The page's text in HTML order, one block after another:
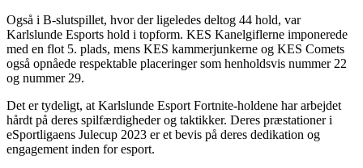
Også i B-slutspillet, hvor der ligeledes deltog 44 hold, var
Karlslunde Esports hold i topform. KES Kanelgiflerne imponerede
med en flot 5. plads, mens KES kammerjunkerne og KES Comets
også opnåede respektable placeringer som henholdsvis nummer 22
og nummer 29.
Det er tydeligt, at Karlslunde Esport Fortnite-holdene har arbejdet
hårdt på deres spilfærdigheder og taktikker. Deres præstationer i
eSportligaens Julecup 2023 er et bevis på deres dedikation og
engagement inden for esport.